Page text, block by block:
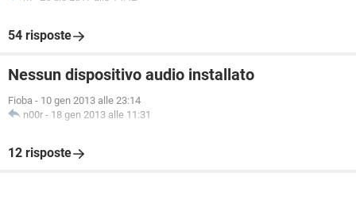
54 risposte
Nessun dispositivo audio installato
Fioba - 10 gen 2013 alle 23:14
n00r - 18 gen 2013 alle 11:31
12 risposte